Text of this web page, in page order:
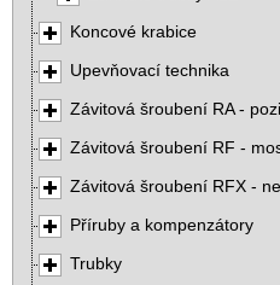
Koncové krabice
Upevňovací technika
Závitová šroubení RA -
Závitová šroubení RF -
Závitová šroubení RFX -
Příruby a kompenzátory
Trubky